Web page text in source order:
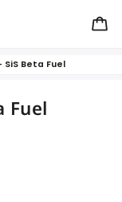
Beta Fuel
Fuel